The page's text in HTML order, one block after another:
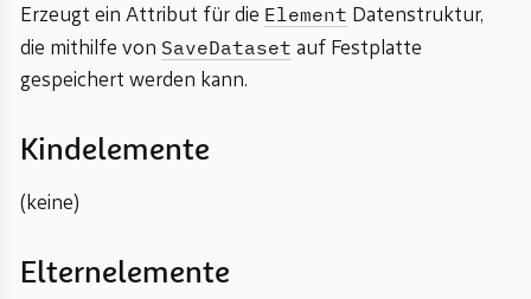
Erzeugt ein Attribut für die Element Datenstruktur,
die mithilfe von SaveDataset auf Festplatte
gespeichert werden kann.
Kindelemente
(keine)
Elternelemente